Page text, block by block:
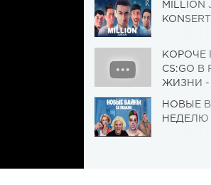
MILLION
КОРОЧЕ
CS:GO
ЖИЗНИ -
НОВЫЕ
НЕДЕЛЮ